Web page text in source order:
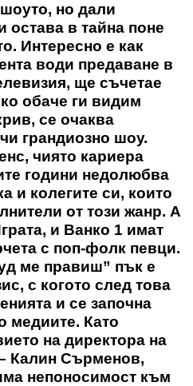
но дали
остава в тайна поне
Интересно е как
води предаване в
ще съчетае
обаче ги видим
се очаква
грандиозно шоу.
чиято кариера
години недолюбва
и колегите си, които
от този жанр. А
и Ванко 1 имат
с поп-фолк певци.
ме правиш” пък е
с когото след това
и се започна
медиите. Като
на директора на
Калин Сърменов,
непоносимост към